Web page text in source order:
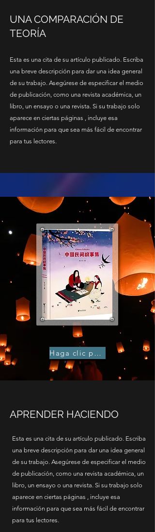
UNA COMPARACIÓN DE
TEORÍA
Esta es una cita de su artículo publicado. Escriba
una breve descripción para dar una idea general
de su trabajo. Asegúrese de especificar el medio
de publicación, como una revista académica, un
libro, un ensayo o una revista. Si su trabajo solo
aparece en ciertas páginas , incluye esa
información para que sea más fácil de encontrar
para tus lectores.
Haga clic para comprar
APRENDER HACIENDO
Esta es una cita de su artículo publicado. Escriba
una breve descripción para dar una idea general
de su trabajo. Asegúrese de especificar el medio
de publicación, como una revista académica, un
libro, un ensayo o una revista. Si su trabajo solo
aparece en ciertas páginas , incluye esa
información para que sea más fácil de encontrar
para tus lectores.